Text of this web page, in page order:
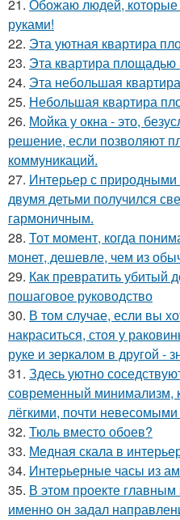
21. Обожаю людей, которые
руками!
22. Эта уютная квартира
23. Эта квартира площадью
24. Эта небольшая
25. Небольшая квартира
26. Мойка у окна - это,
решение, если позволяют
коммуникаций.
27. Интерьер с
двумя детьми получился
гармоничным.
28. Тот момент, когда
монет, дешевле, чем из
29. Как превратить убитый
пошаговое руководство
30. В том случае, если вы
накраситься, стоя у
руке и зеркалом в другой -
31. Здесь уютно
современный минимализм,
лёгкими, почти
32. Тюль вместо обоев?
33. Медная скала в
34. Интерьерные часы из
35. В этом проекте главным
именно он задал